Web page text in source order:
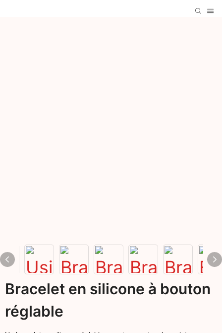
Bracelet en silicone à bouton
réglable